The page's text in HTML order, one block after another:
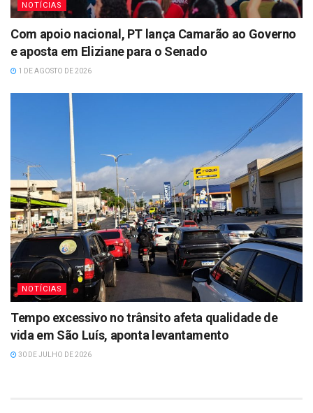
NOTÍCIAS
Com apoio nacional, PT lança Camarão ao Governo
e aposta em Eliziane para o Senado
1 DE AGOSTO DE 2026
NOTÍCIAS
Tempo excessivo no trânsito afeta qualidade de
vida em São Luís, aponta levantamento
30 DE JULHO DE 2026